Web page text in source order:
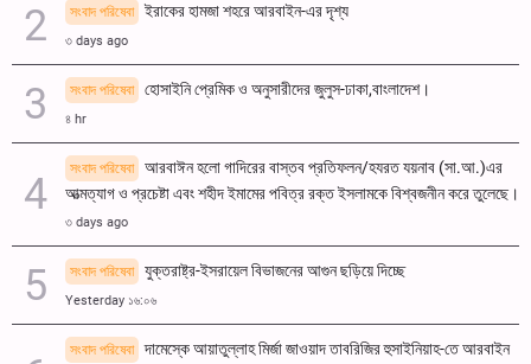
সংবাদ পরিষেবা ইরাকের হামজা শহরে আরবাইন-এর দৃশ্য
৩ days ago
সংবাদ পরিষেবা হোসাইনি প্রেমিক ও অনুসারীদের জুলুস-ঢাকা,বাংলাদেশ।
৪ hr
সংবাদ পরিষেবা
আরবাঈন হলো গাদিরের বাস্তব প্রতিফলন/হযরত যয়নাব (সা.আ.)এর
আত্মত্যাগ ও প্রচেষ্টা এবং শহীদ ইমামের পবিত্র রক্ত ​​ইসলামকে বিশ্বজনীন করে তুলেছে।
৩ days ago
সংবাদ পরিষেবা যুক্তরাষ্ট্র-ইসরায়েল বিভাজনের আগুন ছড়িয়ে দিচ্ছে
Yesterday ১৬:০৬
সংবাদ পরিষেবা
দামেস্কে আয়াতুল্লাহ মির্জা জাওয়াদ তাবরিজির হুসাইনিয়াহ-তে আরবাইন